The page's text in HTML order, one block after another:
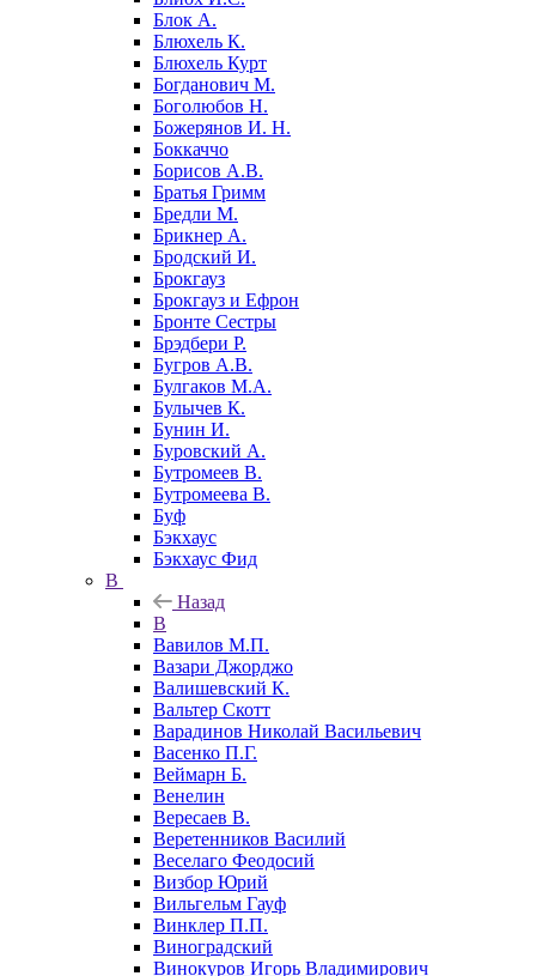
Блок А.
Блюхель К.
Блюхель Курт
Богданович М.
Боголюбов Н.
Божерянов И. Н.
Боккаччо
Борисов А.В.
Братья Гримм
Бредли М.
Брикнер А.
Бродский И.
Брокгауз
Брокгауз и Ефрон
Бронте Сестры
Брэдбери Р.
Бугров А.В.
Булгаков М.А.
Булычев К.
Бунин И.
Буровский А.
Бутромеев В.
Бутромеева В.
Буф
Бэкхаус
Бэкхаус Фид
В
Назад
В
Вавилов М.П.
Вазари Джорджо
Валишевский К.
Вальтер Скотт
Варадинов Николай Васильевич
Васенко П.Г.
Веймарн Б.
Венелин
Вересаев В.
Веретенников Василий
Веселаго Феодосий
Визбор Юрий
Вильгельм Гауф
Винклер П.П.
Виноградский
Винокуров Игорь Владимирович